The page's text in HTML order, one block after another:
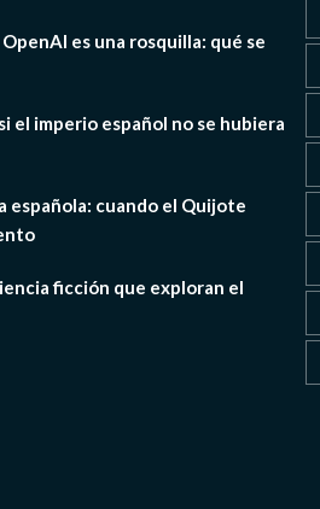
es una rosquilla: qué se
el imperio español no se hubiera
española: cuando el Quijote
ficción que exploran el